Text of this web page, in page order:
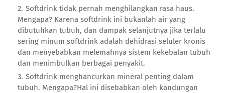
Softdrink tidak pernah menghilangkan rasa haus.
Mengapa? Karena softdrink ini bukanlah air yang
dibutuhkan tubuh, dan dampak selanjutnya jika terlalu
sering minum softdrink adalah dehidrasi seluler kronis
dan menyebabkan melemahnya sistem kekebalan tubuh
dan menimbulkan berbagai penyakit.
Softdrink menghancurkan mineral penting dalam
tubuh. Mengapa?Hal ini disebabkan oleh kandungan